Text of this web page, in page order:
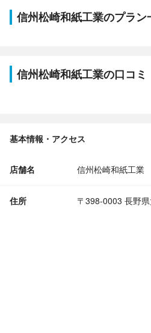
信州松崎和紙工業のプラン
信州松崎和紙工業の口コミ
基本情報・アクセス
店舗名 信州松崎和紙工業
住所 〒398-0003 長野